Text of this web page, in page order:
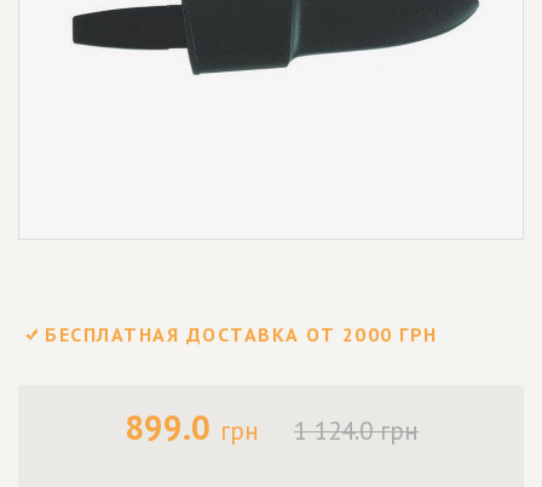
БЕСПЛАТНАЯ ДОСТАВКА ОТ 2000 ГРН
899.0 грн 1 124.0 грн